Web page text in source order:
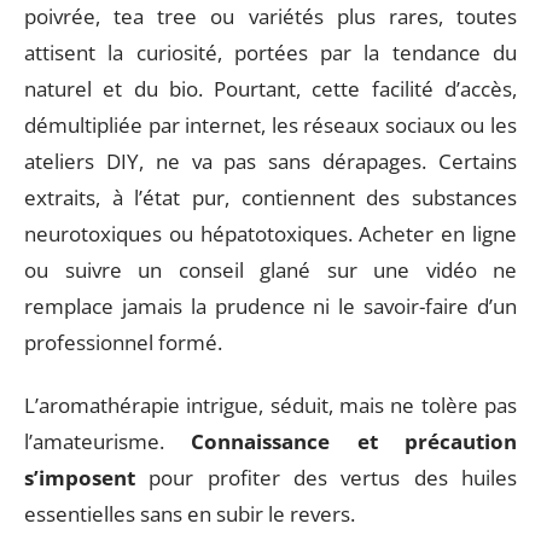
poivrée, tea tree ou variétés plus rares, toutes
attisent la curiosité, portées par la tendance du
naturel et du bio. Pourtant, cette facilité d’accès,
démultipliée par internet, les réseaux sociaux ou les
ateliers DIY, ne va pas sans dérapages. Certains
extraits, à l’état pur, contiennent des substances
neurotoxiques ou hépatotoxiques. Acheter en ligne
ou suivre un conseil glané sur une vidéo ne
remplace jamais la prudence ni le savoir-faire d’un
professionnel formé.
L’aromathérapie intrigue, séduit, mais ne tolère pas
l’amateurisme. Connaissance et précaution
s’imposent pour profiter des vertus des huiles
essentielles sans en subir le revers.